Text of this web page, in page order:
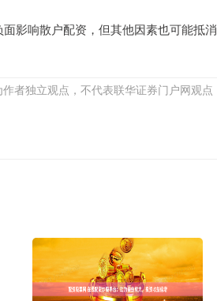
影响散户配资，但其他因素也可能抵消
者独立观点，不代表联华证券门户网观点